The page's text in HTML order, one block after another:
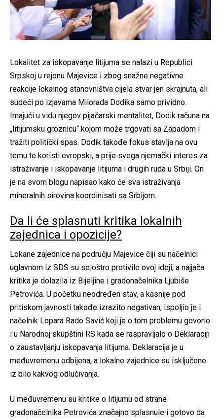
Lokalitet za iskopavanje litijuma se nalazi u Republici
Srpskoj u rejonu Majevice i zbog snažne negativne
reakcije lokalnog stanovništva cijela stvar jen skrajnuta, ali
sudeći po izjavama Milorada Dodika samo prividno.
Imajući u vidu njegov pijačarski mentalitet, Dodik računa na
„litijumsku groznicu“ kojom može trgovati sa Zapadom i
tražiti politički spas. Dodik takođe fokus stavlja na ovu
temu te koristi evropski, a prije svega njemački interes za
istraživanje i iskopavanje litijuma i drugih ruda u Srbiji. On
je na svom blogu napisao kako će sva istraživanja
mineralnih sirovina koordinisati sa Srbijom.
Da li će splasnuti kritika lokalnih
zajednica i opozicije?
Lokane zajednice na području Majevice čiji su načelnici
uglavnom iz SDS su se oštro protivile ovoj ideji, a najjača
kritika je dolazila iz Bijeljine i gradonačelnika Ljubiše
Petrovića. U početku neodređen stav, a kasnije pod
pritiskom javnosti takođe izrazito negativan, ispoljio je i
načelnik Lopara Rado Savić koji je o tom problemu govorio
i u Narodnoj skupštini RS kada se raspravljalo o Deklaraciji
o zaustavljanju iskopavanja litijuma. Deklaracija je u
međuvremenu odbijena, a lokalne zajednice su isključene
iz bilo kakvog odlučivanja.
U međuvremenu su kritike o litijumu od strane
gradonačelnika Petrovića značajno splasnule i gotovo da